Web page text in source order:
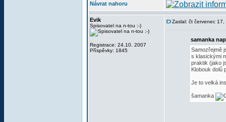
Návrat nahoru
Evik
Spisovatel na n-tou :-)
Registrace: 24.10. 2007
Příspěvky: 1845
Zaslal: čt červenec
samanka
Samozřejmě
s klasickými
praktik (jako
Klobouk dolů
Je to velká
šamanka